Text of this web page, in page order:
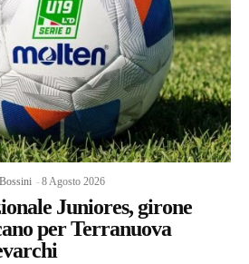
-8 Agosto 2026
Juniores, girone
per Terranuova